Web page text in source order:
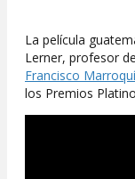
La película
Lerner, profesor
Francisco
los Premios